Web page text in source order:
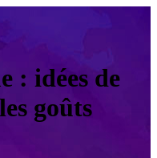
: idées de
goûts